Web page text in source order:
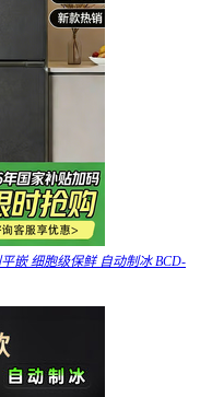
嵌 细胞级保鲜 自动制冰 BCD-